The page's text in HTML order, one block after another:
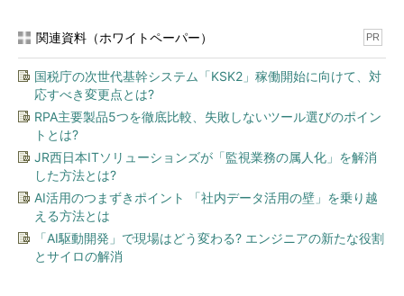
関連資料（ホワイトペーパー） PR
国税庁の次世代基幹システム「KSK2」稼働開始に向けて、対
応すべき変更点とは?
RPA主要製品5つを徹底比較、失敗しないツール選びのポイン
トとは?
JR西日本ITソリューションズが「監視業務の属人化」を解消
した方法とは?
AI活用のつまずきポイント 「社内データ活用の壁」を乗り越
える方法とは
「AI駆動開発」で現場はどう変わる? エンジニアの新たな役割
とサイロの解消